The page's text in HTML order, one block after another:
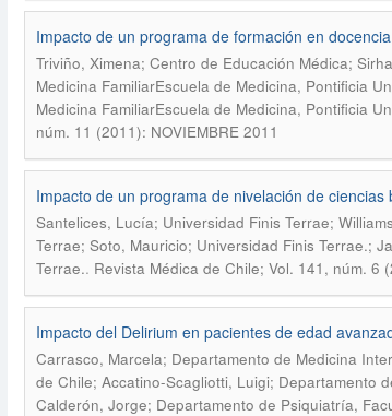
Impacto de un programa de formación en
Triviño, Ximena; Centro de Educación Médica;
Medicina FamiliarEscuela de Medicina, Pontificia
Medicina FamiliarEscuela de Medicina, Pontificia
núm. 11 (2011): NOVIEMBRE 2011
Impacto de un programa de nivelación de
Santelices, Lucía; Universidad Finis Terrae;
Terrae; Soto, Mauricio; Universidad Finis Terrae.;
Terrae.. Revista Médica de Chile; Vol. 141, núm. 6
Impacto del Delirium en pacientes de edad
Carrasco, Marcela; Departamento de Medicina
de Chile; Accatino-Scagliotti, Luigi; Departamento
Calderón, Jorge; Departamento de Psiquiatría,